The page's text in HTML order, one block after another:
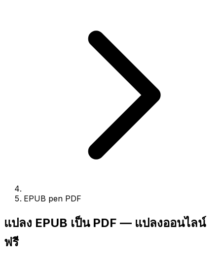
EPUB pen PDF
แปลง EPUB เป็น PDF — แปลงออนไลน์
ฟรี